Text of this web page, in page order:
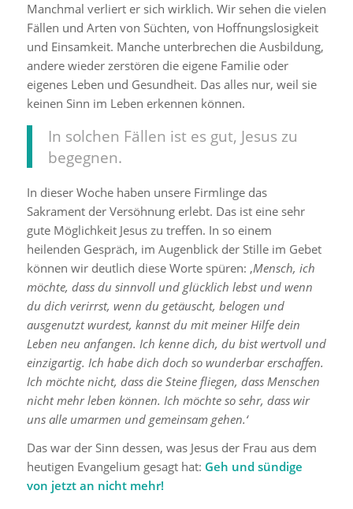
Manchmal verliert er sich wirklich. Wir sehen die vielen
Fällen und Arten von Süchten, von Hoffnungslosigkeit
und Einsamkeit. Manche unterbrechen die Ausbildung,
andere wieder zerstören die eigene Familie oder
eigenes Leben und Gesundheit. Das alles nur, weil sie
keinen Sinn im Leben erkennen können.
In solchen Fällen ist es gut, Jesus zu
begegnen.
In dieser Woche haben unsere Firmlinge das
Sakrament der Versöhnung erlebt. Das ist eine sehr
gute Möglichkeit Jesus zu treffen. In so einem
heilenden Gespräch, im Augenblick der Stille im Gebet
können wir deutlich diese Worte spüren: ‚Mensch, ich
möchte, dass du sinnvoll und glücklich lebst und wenn
du dich verirrst, wenn du getäuscht, belogen und
ausgenutzt wurdest, kannst du mit meiner Hilfe dein
Leben neu anfangen. Ich kenne dich, du bist wertvoll und
einzigartig. Ich habe dich doch so wunderbar erschaffen.
Ich möchte nicht, dass die Steine fliegen, dass Menschen
nicht mehr leben können. Ich möchte so sehr, dass wir
uns alle umarmen und gemeinsam gehen.‘
Das war der Sinn dessen, was Jesus der Frau aus dem
heutigen Evangelium gesagt hat: Geh und sündige
von jetzt an nicht mehr!